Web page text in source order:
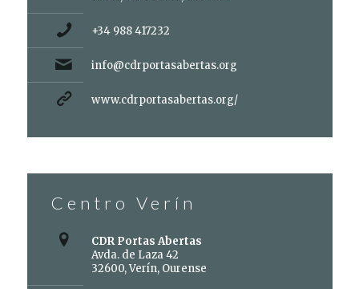
+34 988 417232
info@cdrportasabertas.org
www.cdrportasabertas.org/
Centro Verín
CDR Portas Abertas
Avda. de Laza 42
32600, Verín, Ourense